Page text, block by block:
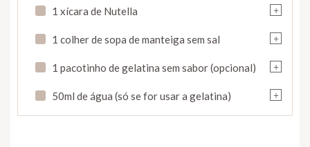
+
1 xícara de Nutella
+
1 colher de sopa de manteiga sem sal
+
1 pacotinho de gelatina sem sabor (opcional)
+
50ml de água (só se for usar a gelatina)